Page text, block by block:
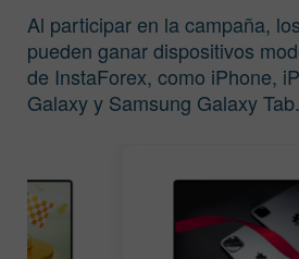
Al participar en la campaña,
pueden ganar dispositivos
de InstaForex, como iPhone,
Galaxy y Samsung Galaxy Tab.